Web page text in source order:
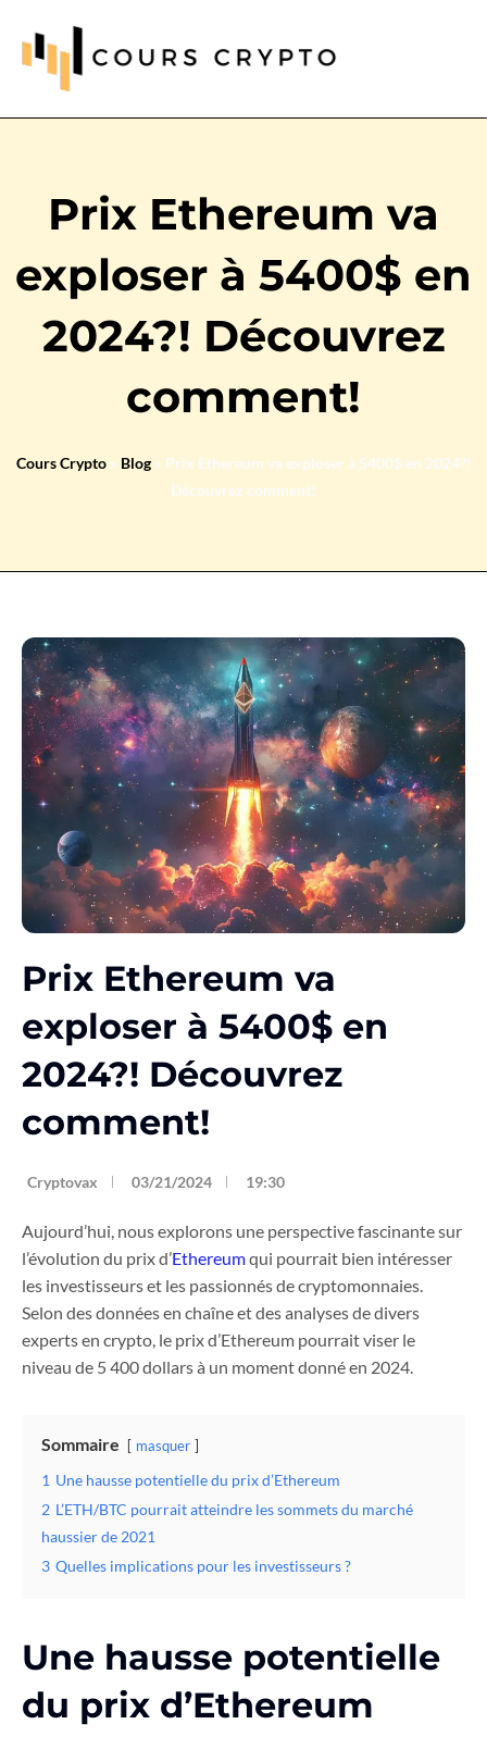
Prix Ethereum va
exploser à 5400$ en
2024?! Découvrez
comment!
Cours Crypto» Blog» Prix Ethereum va exploser à 5400$ en 2024?!
Découvrez comment!
Prix Ethereum va
exploser à 5400$ en
2024?! Découvrez
comment!
Cryptovax 03/21/2024 19:30
Aujourd’hui, nous explorons une perspective fascinante sur
l’évolution du prix d’Ethereumqui pourrait bien intéresser
les investisseurs et les passionnés de cryptomonnaies.
Selon des données en chaîne et des analyses de divers
experts en crypto, le prix d’Ethereum pourrait viser le
niveau de 5 400 dollars à un moment donné en 2024.
Sommaire masquer
1 Une hausse potentielle du prix d’Ethereum
2 L’ETH/BTC pourrait atteindre les sommets du marché
haussier de 2021
3 Quelles implications pour les investisseurs ?
Une hausse potentielle
du prix d’Ethereum